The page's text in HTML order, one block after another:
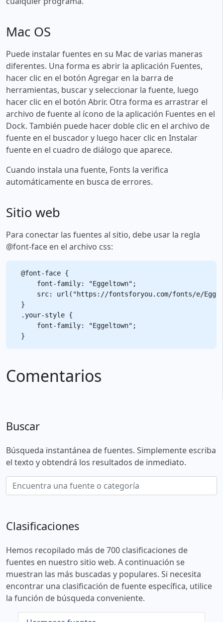
Mac OS
Puede instalar fuentes en su Mac de varias maneras
diferentes. Una forma es abrir la aplicación Fuentes,
hacer clic en el botón Agregar en la barra de
herramientas, buscar y seleccionar la fuente, luego
hacer clic en el botón Abrir. Otra forma es arrastrar el
archivo de fuente al ícono de la aplicación Fuentes en el
Dock. También puede hacer doble clic en el archivo de
fuente en el buscador y luego hacer clic en Instalar
fuente en el cuadro de diálogo que aparece.
Cuando instala una fuente, Fonts la verifica
automáticamente en busca de errores.
Sitio web
Para conectar las fuentes al sitio, debe usar la regla
@font-face en el archivo css:
@font-face {
    font-family: "Eggeltown";
src: url("https://fontsforyou.com/fonts/e/
}
.your-style {
    font-family: "Eggeltown";
Comentarios
Buscar
Búsqueda instantánea de fuentes. Simplemente escriba
el texto y obtendrá los resultados de inmediato.
Clasificaciones
Hemos recopilado más de 700 clasificaciones de
fuentes en nuestro sitio web. A continuación se
muestran las más buscadas y populares. Si necesita
encontrar una clasificación de fuente específica, utilice
la función de búsqueda conveniente.